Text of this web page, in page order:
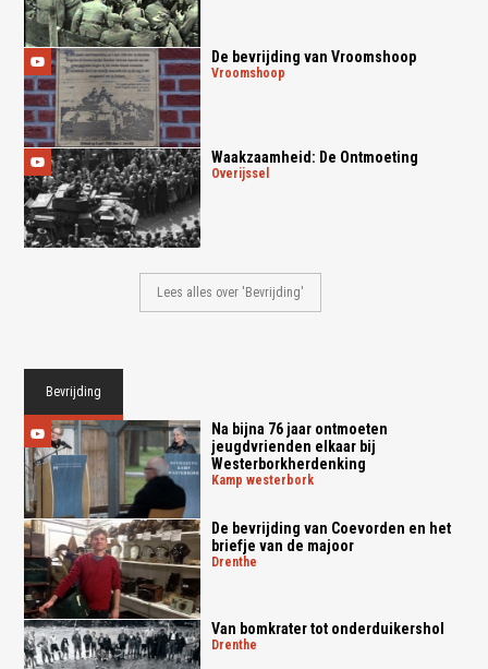
De bevrijding van Vroomshoop
vroomshoop
Waakzaamheid: De Ontmoeting
overijssel
Lees alles over 'Bevrijding'
Bevrijding
Na bijna 76 jaar ontmoeten
jeugdvrienden elkaar bij
Westerborkherdenking
kamp westerbork
De bevrijding van Coevorden en het
briefje van de majoor
drenthe
Van bomkrater tot onderduikershol
drenthe